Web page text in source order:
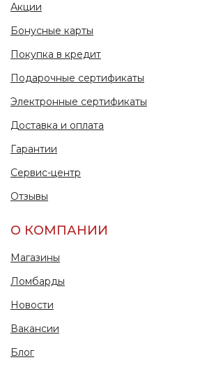
Акции
Бонусные карты
Покупка в кредит
Подарочные сертификаты
Электронные сертификаты
Доставка и оплата
Гарантии
Сервис-центр
Отзывы
О КОМПАНИИ
Магазины
Ломбарды
Новости
Вакансии
Блог